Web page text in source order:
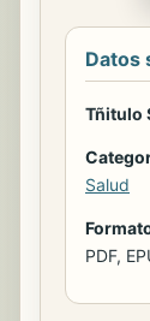
Datos
Tñitulo
Salud
PDF,